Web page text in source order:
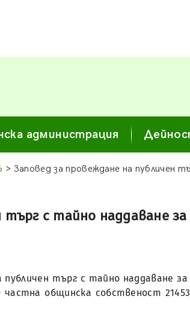
администрация
> Заповед за провеждане на публичен
търг с тайно наддаване
търг с тайно наддаване
общинска собственост